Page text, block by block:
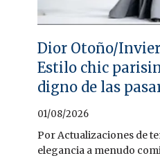
Dior Otoño/
Estilo chic
digno de las
01/08/2026
Por Actualizaciones de
elegancia a menudo